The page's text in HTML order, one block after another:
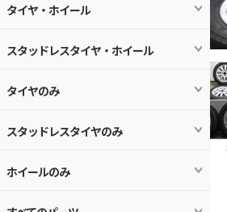
タイヤ・ホイール
スタッドレスタイヤ・ホイール
タイヤのみ
スタッドレスタイヤのみ
ホイールのみ